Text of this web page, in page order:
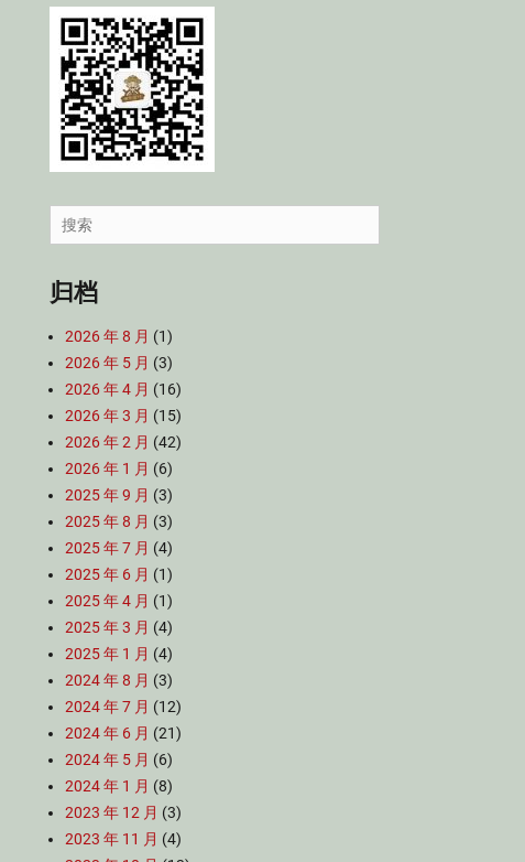
Search
for:
归档
2026 年 8 月 (1)
2026 年 5 月 (3)
2026 年 4 月 (16)
2026 年 3 月 (15)
2026 年 2 月 (42)
2026 年 1 月 (6)
2025 年 9 月 (3)
2025 年 8 月 (3)
2025 年 7 月 (4)
2025 年 6 月 (1)
2025 年 4 月 (1)
2025 年 3 月 (4)
2025 年 1 月 (4)
2024 年 8 月 (3)
2024 年 7 月 (12)
2024 年 6 月 (21)
2024 年 5 月 (6)
2024 年 1 月 (8)
2023 年 12 月 (3)
2023 年 11 月 (4)